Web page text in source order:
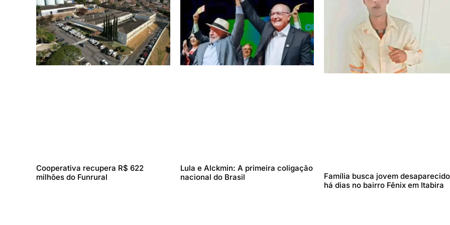
Cooperativa recupera R$ 622
milhões do Funrural
Lula e Alckmin: A primeira coligação
nacional do Brasil
Família busca jovem desaparecido
há dias no bairro Fênix em Itabira